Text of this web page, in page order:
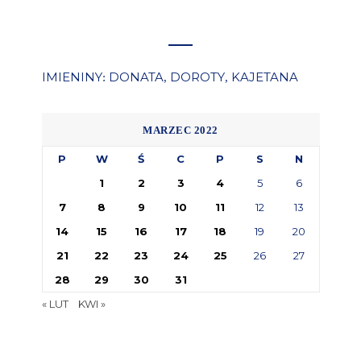
IMIENINY: DONATA, DOROTY, KAJETANA
MARZEC 2022
P W Ś C P S
N
1
2 3 4 5
6
7
8 9 10 11 12
13
14
15 16 17 18 19
20
21
22 23 24 25 26
27
28
29 30
31
« LUT
KWI »